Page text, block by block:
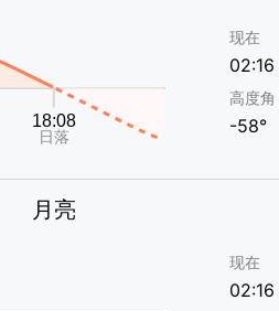
现在
02:16
高度角
-58°
月亮
现在
02:16